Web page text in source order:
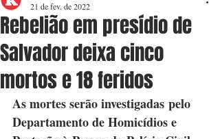
Rebelião em presídio de
Salvador deixa cinco
mortos e 18 feridos
21 de fev. de 2022
As mortes serão investigadas pelo
Departamento de Homicídios e